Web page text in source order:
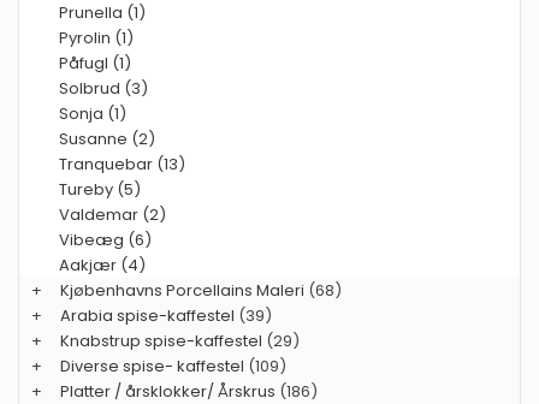
Prunella (1)
Pyrolin (1)
Påfugl (1)
Solbrud (3)
Sonja (1)
Susanne (2)
Tranquebar (13)
Tureby (5)
Valdemar (2)
Vibeæg (6)
Aakjær (4)
+
Kjøbenhavns Porcellains Maleri (68)
+
Arabia spise-kaffestel (39)
+
Knabstrup spise-kaffestel (29)
+
Diverse spise- kaffestel (109)
+
Platter / årsklokker/ Årskrus (186)